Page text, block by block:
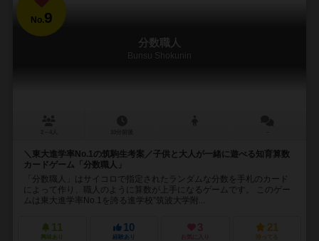
No.9
分数職人
Bunsu Shokunin
＼東大進学率No.1の筑駒生考案／子供と大人が一緒に遊べる知育算数
カードゲーム「分数職人」
「分数職人」はサイコロで指定されたランダムな分数を手札のカード
によって作り、職人のように算数が上手になるゲームです。 このゲー
ムは東大進学率No.1を誇る進学校”筑波大学附...
11
興味あり
10
経験あり
3
お気に入り
21
持ってる